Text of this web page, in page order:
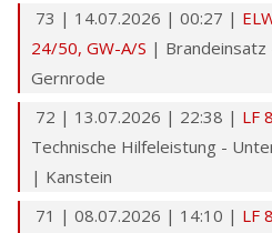
73 | 14.07.2026 | 00:27 |
24/50, GW-A/S | Brandeinsatz
Gernrode
72 | 13.07.2026 | 22:38 | LF
Technische Hilfeleistung -
| Kanstein
71 | 08.07.2026 | 14:10 | LF